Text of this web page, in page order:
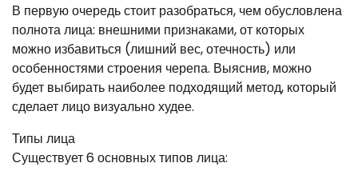
В первую очередь стоит разобраться, чем обусловлена
полнота лица: внешними признаками, от которых
можно избавиться (лишний вес, отечность) или
особенностями строения черепа. Выяснив, можно
будет выбирать наиболее подходящий метод, который
сделает лицо визуально худее.
Типы лица
Существует 6 основных типов лица: